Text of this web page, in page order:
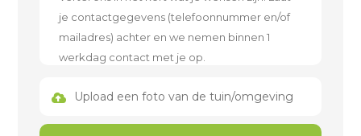
Upload een foto van de tuin/omgeving